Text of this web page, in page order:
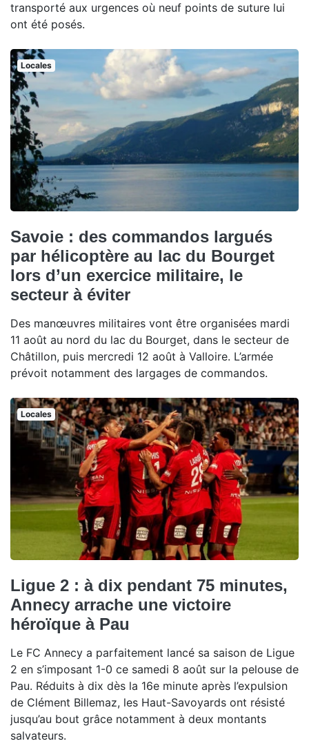
transporté aux urgences où neuf points de suture lui
ont été posés.
Locales
Savoie : des commandos largués
par hélicoptère au lac du Bourget
lors d’un exercice militaire, le
secteur à éviter
Des manœuvres militaires vont être organisées mardi
11 août au nord du lac du Bourget, dans le secteur de
Châtillon, puis mercredi 12 août à Valloire. L’armée
prévoit notamment des largages de commandos.
Locales
Ligue 2 : à dix pendant 75 minutes,
Annecy arrache une victoire
héroïque à Pau
Le FC Annecy a parfaitement lancé sa saison de Ligue
2 en s’imposant 1-0 ce samedi 8 août sur la pelouse de
Pau. Réduits à dix dès la 16e minute après l’expulsion
de Clément Billemaz, les Haut-Savoyards ont résisté
jusqu’au bout grâce notamment à deux montants
salvateurs.